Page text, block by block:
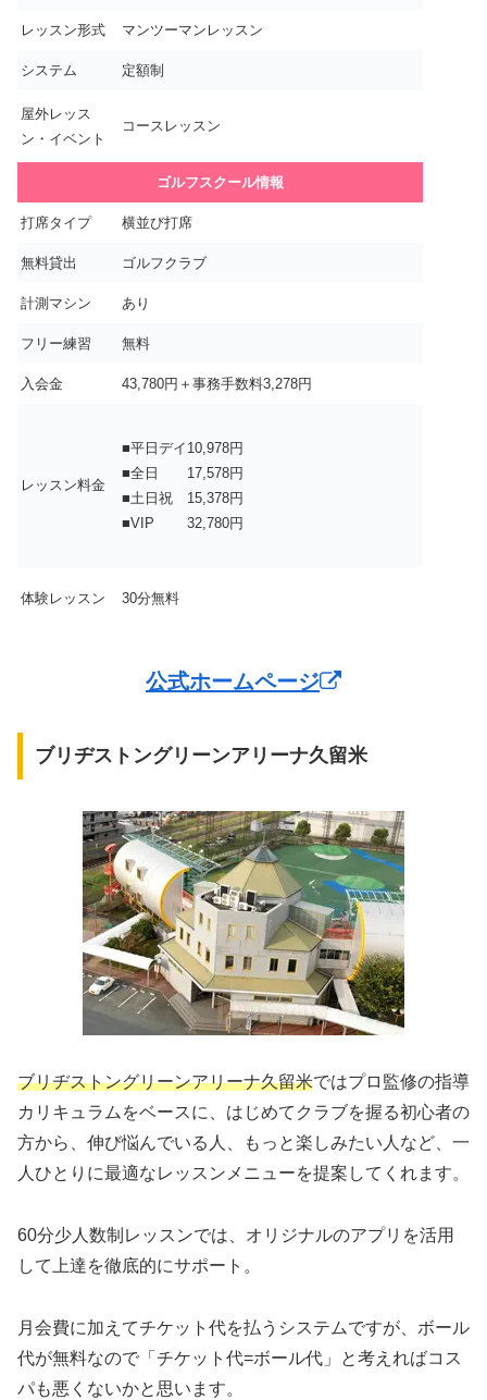
レッスン形式 マンツーマンレッスン
システム 定額制
屋外レッス
ン・イベント
コースレッスン
ゴルフスクール情報
打席タイプ 横並び打席
無料貸出 ゴルフクラブ
計測マシン あり
フリー練習 無料
入会金 43,780円＋事務手数料3,278円
レッスン料金
■平日デイ10,978円
■全日 17,578円
■土日祝 15,378円
■VIP 32,780円
体験レッスン 30分無料
公式ホームページ
ブリヂストングリーンアリーナ久留米
ブリヂストングリーンアリーナ久留米ではプロ監修の指導
カリキュラムをベースに、はじめてクラブを握る初心者の
方から、伸び悩んでいる人、もっと楽しみたい人など、一
人ひとりに最適なレッスンメニューを提案してくれます。
60分少人数制レッスンでは、オリジナルのアプリを活用
して上達を徹底的にサポート。
月会費に加えてチケット代を払うシステムですが、ボール
代が無料なので「チケット代=ボール代」と考えればコス
パも悪くないかと思います。